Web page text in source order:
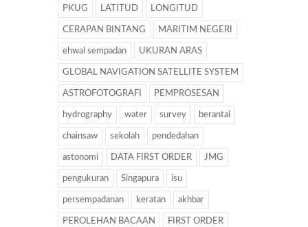
PKUG LATITUD LONGITUD
CERAPAN BINTANG MARITIM NEGERI
ehwal sempadan UKURAN ARAS
GLOBAL NAVIGATION SATELLITE SYSTEM
ASTROFOTOGRAFI PEMPROSESAN
hydrography water survey berantai
chainsaw sekolah pendedahan
astonomi DATA FIRST ORDER JMG
pengukuran Singapura isu
persempadanan keratan akhbar
PEROLEHAN BACAAN FIRST ORDER